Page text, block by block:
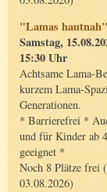
"Lamas
Samstag,
15:30 Uhr
Achtsame Lama-
kurzem Lama-
Generationen.
* Barrierefrei *
und für Kinder ab
geeignet *
Noch 8 Plätze frei
03.08.2026)